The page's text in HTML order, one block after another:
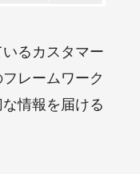
るカスタマー
レームワーク
情報を届ける